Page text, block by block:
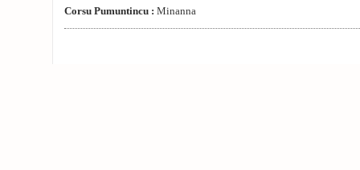
Corsu Pumuntincu : Minanna